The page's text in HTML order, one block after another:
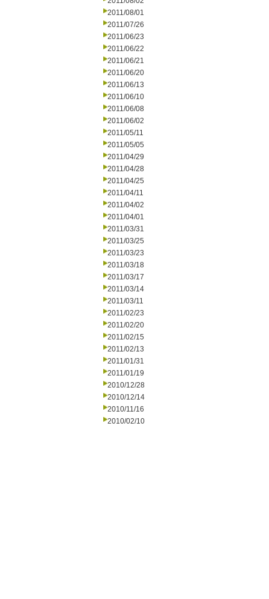
2011/08/01
2011/07/26
2011/06/23
2011/06/22
2011/06/21
2011/06/20
2011/06/13
2011/06/10
2011/06/08
2011/06/02
2011/05/11
2011/05/05
2011/04/29
2011/04/28
2011/04/25
2011/04/11
2011/04/02
2011/04/01
2011/03/31
2011/03/25
2011/03/23
2011/03/18
2011/03/17
2011/03/14
2011/03/11
2011/02/23
2011/02/20
2011/02/15
2011/02/13
2011/01/31
2011/01/19
2010/12/28
2010/12/14
2010/11/16
2010/02/10